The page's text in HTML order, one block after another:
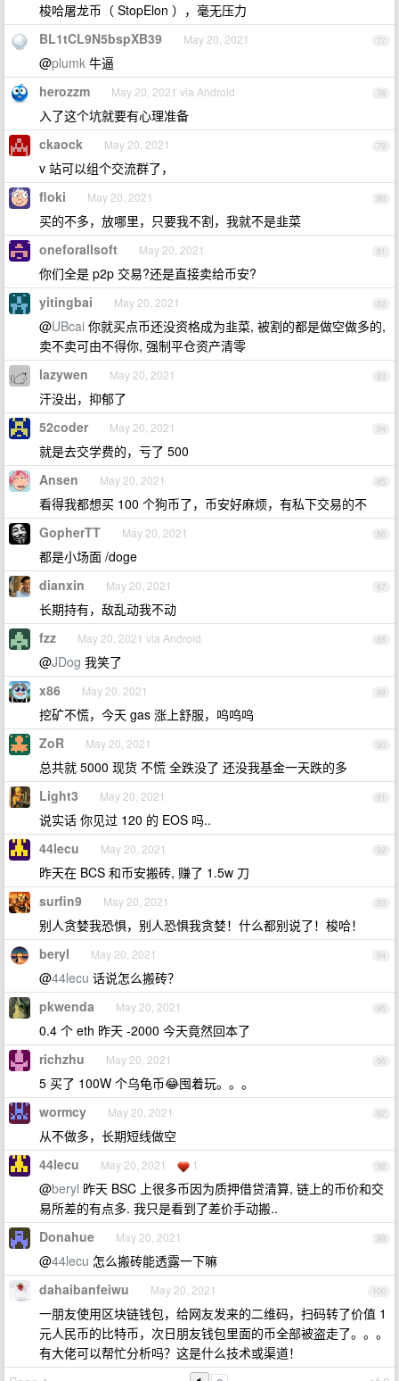
梭哈屠龙币（ StopElon ），毫无压力
77
BL1tCL9N5bspXB39 May 20, 2021
@plumk 牛逼
78
herozzm May 20, 2021 via Android
入了这个坑就要有心理准备
79
ckaock May 20, 2021
v 站可以组个交流群了，
80
floki May 20, 2021
买的不多，放哪里，只要我不割，我就不是韭菜
81
oneforallsoft May 20, 2021
你们全是 p2p 交易?还是直接卖给币安?
82
yitingbai May 20, 2021
@UBcai 你就买点币还没资格成为韭菜, 被割的都是做空做多的,
卖不卖可由不得你, 强制平仓资产清零
83
lazywen May 20, 2021
汗没出，抑郁了
84
52coder May 20, 2021
就是去交学费的，亏了 500
85
Ansen May 20, 2021
看得我都想买 100 个狗币了，币安好麻烦，有私下交易的不
86
GopherTT May 20, 2021
都是小场面 /doge
87
dianxin May 20, 2021
长期持有，敌乱动我不动
88
fzz May 20, 2021 via Android
@JDog 我笑了
89
x86 May 20, 2021
挖矿不慌，今天 gas 涨上舒服，呜呜呜
90
ZoR May 20, 2021
总共就 5000 现货 不慌 全跌没了 还没我基金一天跌的多
91
Light3 May 20, 2021
说实话 你见过 120 的 EOS 吗..
92
44lecu May 20, 2021
昨天在 BCS 和币安搬砖, 赚了 1.5w 刀
93
surfin9 May 20, 2021
别人贪婪我恐惧，别人恐惧我贪婪！什么都别说了！梭哈！
94
beryl May 20, 2021
@44lecu 话说怎么搬砖？
95
pkwenda May 20, 2021
0.4 个 eth 昨天 -2000 今天竟然回本了
96
richzhu May 20, 2021
5 买了 100W 个乌龟币😂囤着玩。。。
97
wormcy May 20, 2021
从不做多，长期短线做空
98
44lecu May 20, 2021 1
@beryl 昨天 BSC 上很多币因为质押借贷清算, 链上的币价和交
易所差的有点多. 我只是看到了差价手动搬..
99
Donahue May 20, 2021
@44lecu 怎么搬砖能透露一下嘛
100
dahaibanfeiwu May 20, 2021
一朋友使用区块链钱包，给网友发来的二维码，扫码转了价值 1
元人民币的比特币，次日朋友钱包里面的币全部被盗走了。。。
有大佬可以帮忙分析吗？这是什么技术或渠道！